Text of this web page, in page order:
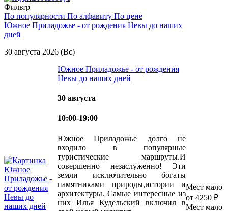
Фильтр
По популярности По алфавиту По цене
Южное Приладожье - от рождения Невы до наших
дней
30 августа 2026 (Вс)
Южное Приладожье - от рождения
Невы до наших дней
30 августа
10:00-19:00
Южное Приладожье долго не
входило в популярные
туристические маршруты.И
совершенно незаслуженно! Эти
земли исключительно богаты
памятниками природы,истории и
архитектуры. Самые интересные из
них Илья Кудельский включил в
Мест мало
от 4250 ₽
Мест мало